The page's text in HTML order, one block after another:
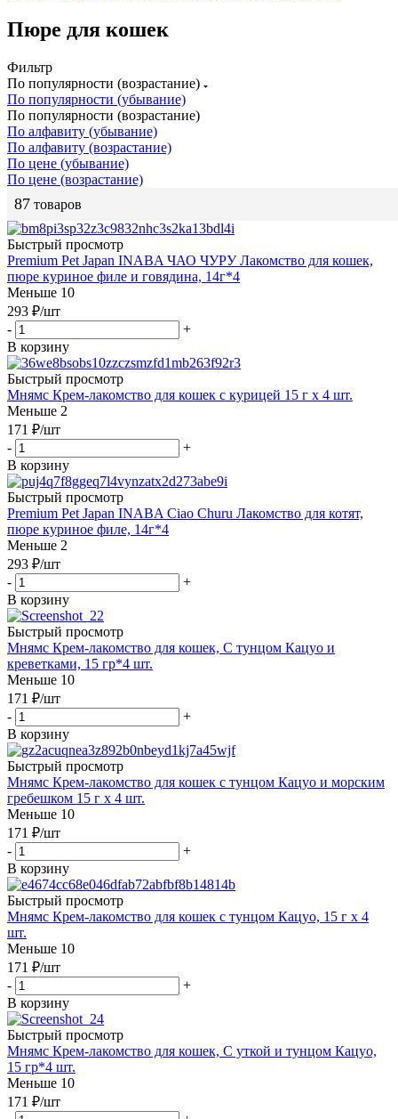
Пюре для кошек
Фильтр
По популярности (возрастание)
По популярности (убывание)
По популярности (возрастание)
По алфавиту (убывание)
По алфавиту (возрастание)
По цене (убывание)
По цене (возрастание)
87 товаров
Быстрый просмотр
Premium Pet Japan INABA ЧАО ЧУРУ Лакомство для кошек,
пюре куриное филе и говядина, 14г*4
Меньше 10
293 ₽/шт
-
+
В корзину
Быстрый просмотр
Мнямс Крем-лакомство для кошек с курицей 15 г х 4 шт.
Меньше 2
171 ₽/шт
-
+
В корзину
Быстрый просмотр
Premium Pet Japan INABA Ciao Churu Лакомство для котят,
пюре куриное филе, 14г*4
Меньше 2
293 ₽/шт
-
+
В корзину
Быстрый просмотр
Мнямс Крем-лакомство для кошек, С тунцом Кацуо и
креветками, 15 гр*4 шт.
Меньше 10
171 ₽/шт
-
+
В корзину
Быстрый просмотр
Мнямс Крем-лакомство для кошек с тунцом Кацуо и морским
гребешком 15 г х 4 шт.
Меньше 10
171 ₽/шт
-
+
В корзину
Быстрый просмотр
Мнямс Крем-лакомство для кошек с тунцом Кацуо, 15 г х 4
шт.
Меньше 10
171 ₽/шт
-
+
В корзину
Быстрый просмотр
Мнямс Крем-лакомство для кошек, С уткой и тунцом Кацуо,
15 гр*4 шт.
Меньше 10
171 ₽/шт